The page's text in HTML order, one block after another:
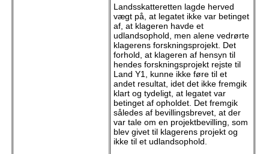
Landsskatteretten lagde herved
vægt på, at legatet ikke var betinget
af, at klageren havde et
udlandsophold, men alene vedrørte
klagerens forskningsprojekt. Det
forhold, at klageren af hensyn til
hendes forskningsprojekt rejste til
Land Y1, kunne ikke føre til et
andet resultat, idet det ikke fremgik
klart og tydeligt, at legatet var
betinget af opholdet. Det fremgik
således af bevillingsbrevet, at der
var tale om en projektbevilling, som
blev givet til klagerens projekt og
ikke til et udlandsophold.